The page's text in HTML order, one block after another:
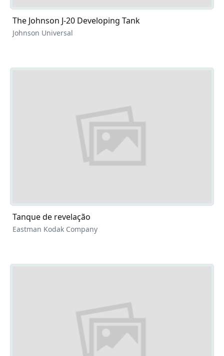
The Johnson J-20 Developing Tank
Johnson Universal
Tanque de revelação
Eastman Kodak Company